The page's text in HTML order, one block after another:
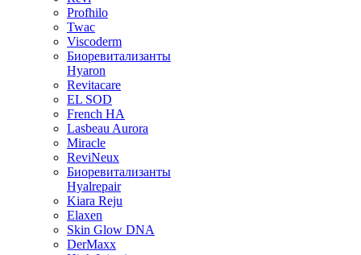
Profhilo
Twac
Viscoderm
Биоревитализанты
Hyaron
Revitacare
EL SOD
French HA
Lasbeau Aurora
Miracle
ReviNeux
Биоревитализанты
Hyalrepair
Kiara Reju
Elaxen
Skin Glow DNA
DerMaxx